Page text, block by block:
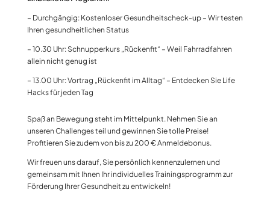
– Durchgängig: Kostenloser Gesundheitscheck-up – Wir testen
Ihren gesundheitlichen Status
– 10.30 Uhr: Schnupperkurs „Rückenfit“ – Weil Fahrradfahren
allein nicht genug ist
– 13.00 Uhr: Vortrag „Rückenfit im Alltag“ – Entdecken Sie Life
Hacks für jeden Tag
Spaß an Bewegung steht im Mittelpunkt. Nehmen Sie an
unseren Challenges teil und gewinnen Sie tolle Preise!
Profitieren Sie zudem von bis zu 200 € Anmeldebonus.
Wir freuen uns darauf, Sie persönlich kennenzulernen und
gemeinsam mit Ihnen Ihr individuelles Trainingsprogramm zur
Förderung Ihrer Gesundheit zu entwickeln!